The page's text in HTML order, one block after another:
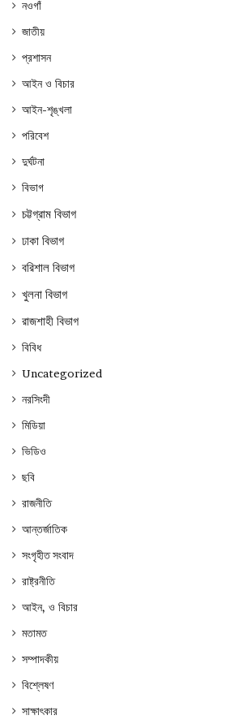
নওগাঁ
জাতীয়
প্রশাসন
আইন ও বিচার
আইন-শৃঙ্খলা
পরিবেশ
দুর্ঘটনা
বিভাগ
চট্টগ্রাম বিভাগ
ঢাকা বিভাগ
বরিশাল বিভাগ
খুলনা বিভাগ
রাজশাহী বিভাগ
বিবিধ
Uncategorized
নরসিংদী
মিডিয়া
ভিডিও
ছবি
রাজনীতি
আন্তর্জাতিক
সংগৃহীত সংবাদ
রাষ্ট্রনীতি
আইন, ও বিচার
মতামত
সম্পাদকীয়
বিশ্লেষণ
সাক্ষাৎকার